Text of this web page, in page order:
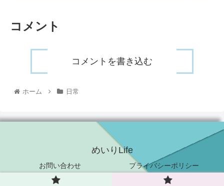
コメント
コメントを書き込む
ホーム 日常
めいりLife
お問い合わせ プライバシーポリシー